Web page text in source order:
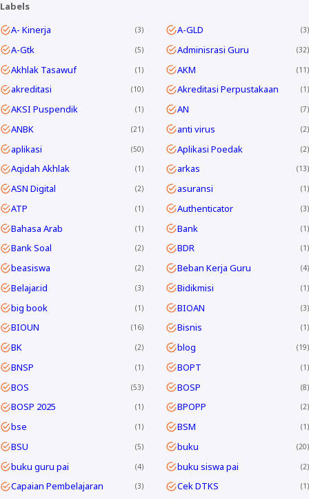
Labels
A- Kinerja
3 A-GLD 3
A-Gtk 5 Adminisrasi Guru 32
Akhlak Tasawuf 1 AKM 11
akreditasi 10 Akreditasi Perpustakaan 1
AKSI Puspendik 1 AN 7
ANBK 21 anti virus 2
aplikasi 50 Aplikasi Poedak 2
Aqidah Akhlak 1 arkas 13
ASN Digital 2 asuransi 1
ATP 1 Authenticator 3
Bahasa Arab 1 Bank 1
Bank Soal 2 BDR 1
beasiswa 2 Beban Kerja Guru 4
Belajar.id 3 Bidikmisi 1
big book 1 BIOAN 3
BIOUN 16 Bisnis 1
BK 2 blog 19
BNSP 1 BOPT 1
BOS 53 BOSP 8
BOSP 2025 1 BPOPP 2
bse 1 BSM 1
BSU 5 buku 20
buku guru pai 4 buku siswa pai 2
Capaian Pembelajaran 3 Cek DTKS 1